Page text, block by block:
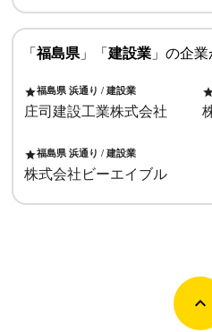
「福島県」「建設業 」の企
star福島県 浜通り / 建設業
庄司建設工業株式会社
star福島県 浜通り / 建設業
株式会社ビーエイブル